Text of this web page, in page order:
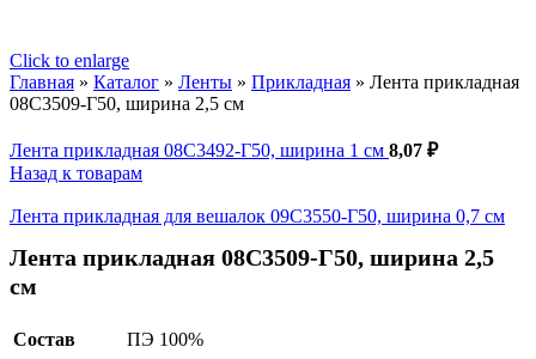
Click to enlarge
Главная » Каталог » Ленты » Прикладная » Лента прикладная
08С3509-Г50, ширина 2,5 см
Лента прикладная 08С3492-Г50, ширина 1 см 8,07 ₽
Назад к товарам
Лента прикладная для вешалок 09С3550-Г50, ширина 0,7 см
Лента прикладная 08С3509-Г50, ширина 2,5
см
Состав
ПЭ 100%